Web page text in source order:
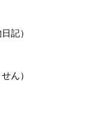
記）
ん）